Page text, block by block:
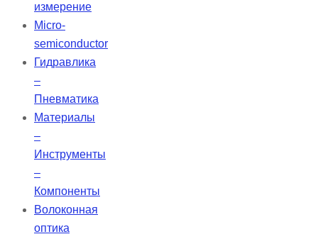
измерение
Micro-
semiconductor
Гидравлика
–
Пневматика
Материалы
–
Инструменты
–
Компоненты
Волоконная
оптика